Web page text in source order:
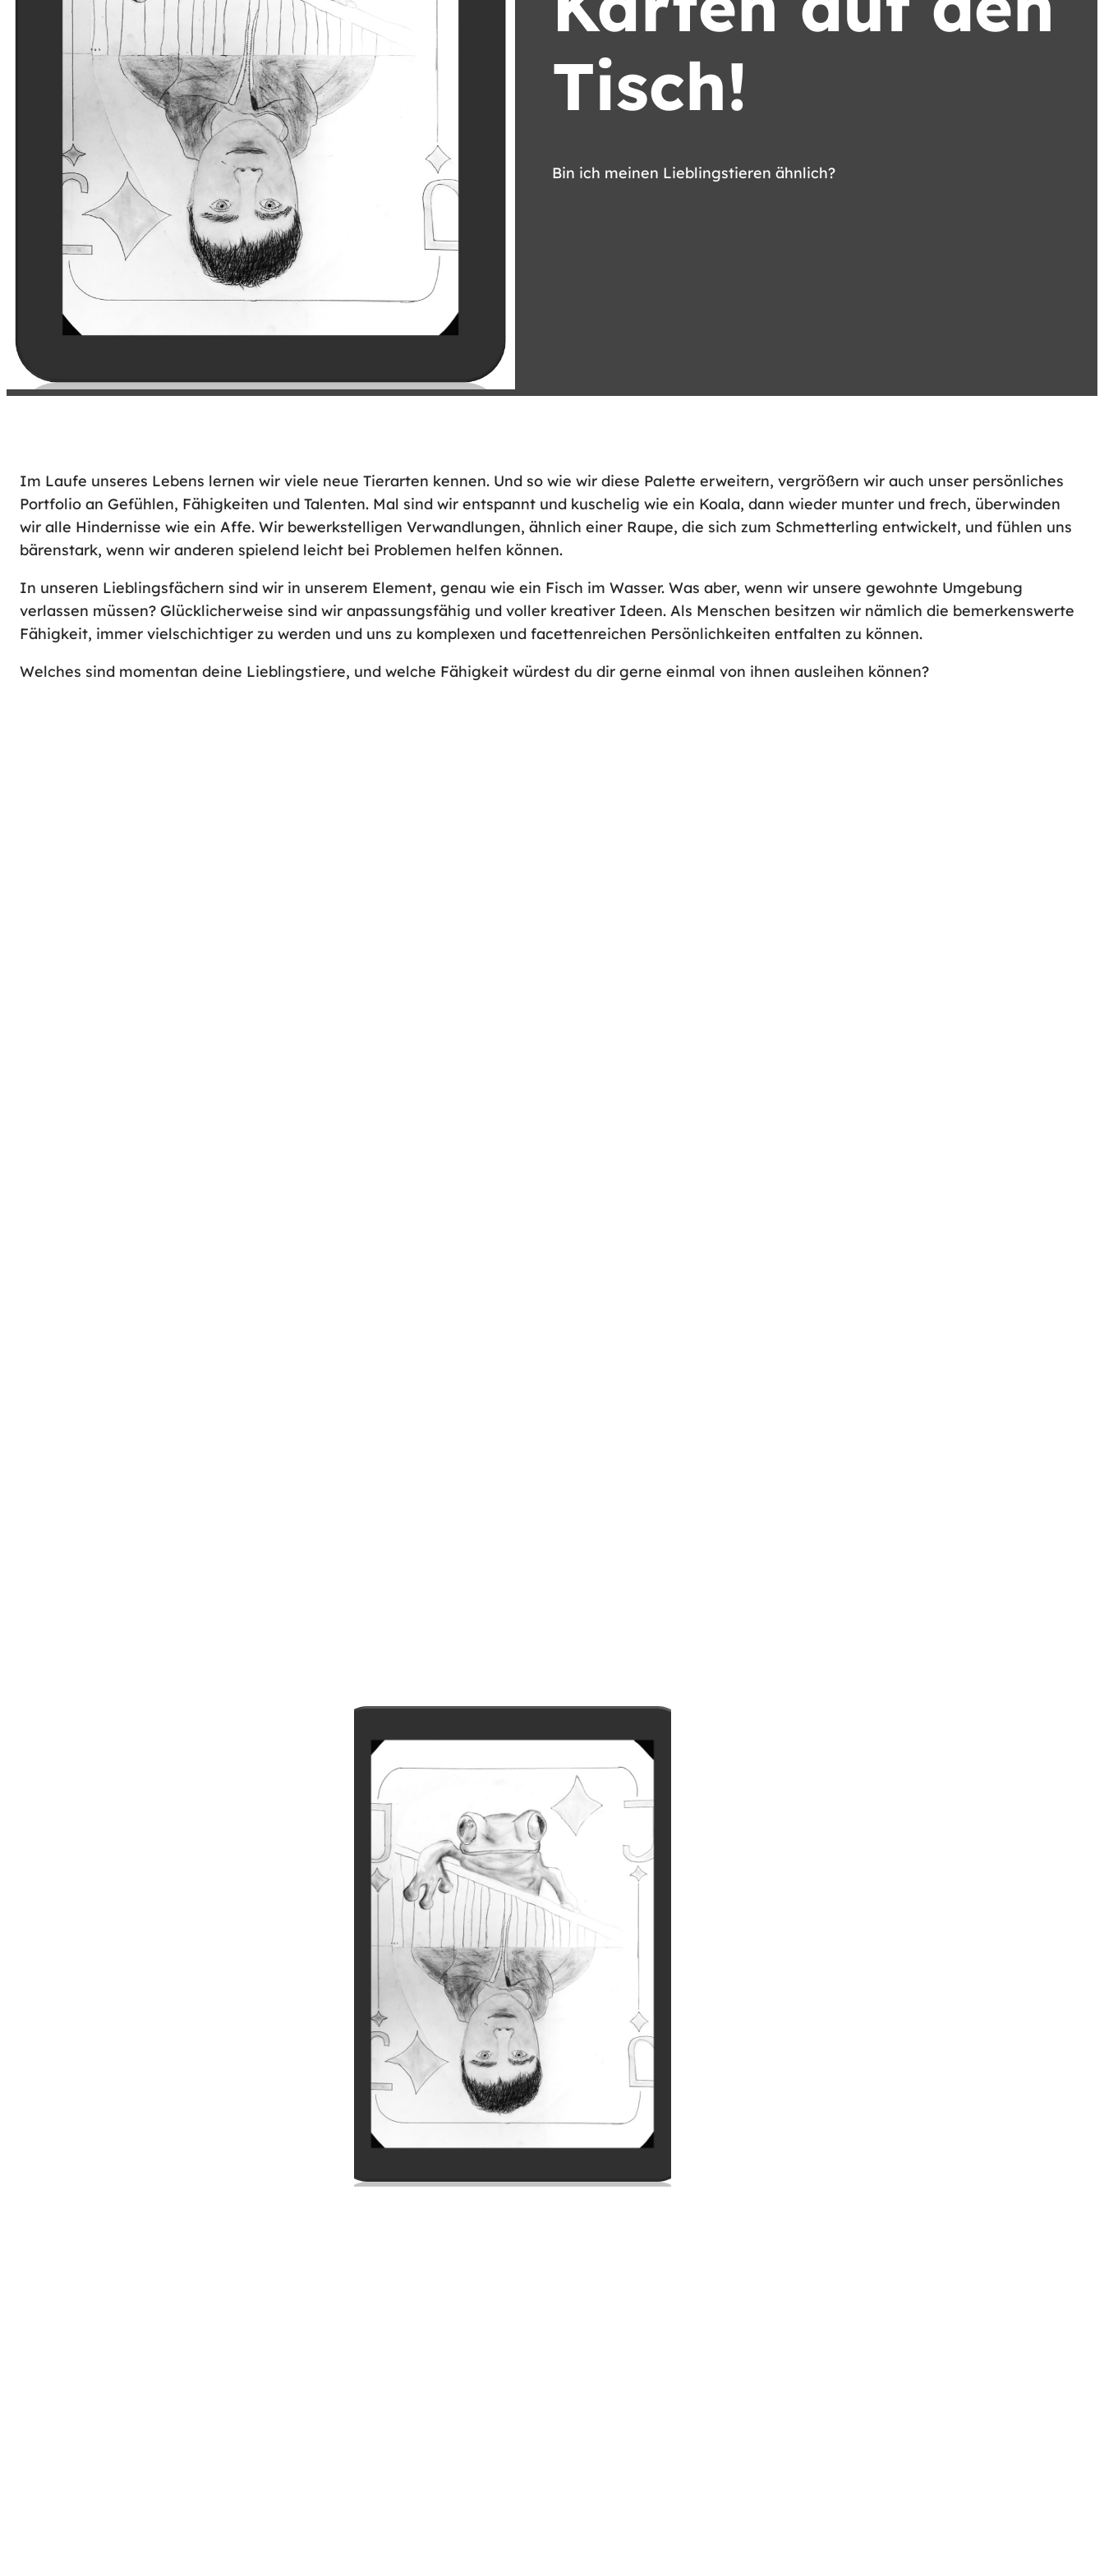
Tisch!
Bin ich meinen Lieblingstieren ähnlich?
Im Laufe unseres Lebens lernen wir viele neue Tierarten kennen. Und so wie wir diese Palette erweitern, vergrößern wir auch unser persönliches
Portfolio an Gefühlen, Fähigkeiten und Talenten. Mal sind wir entspannt und kuschelig wie ein Koala, dann wieder munter und frech, überwinden
wir alle Hindernisse wie ein Affe. Wir bewerkstelligen Verwandlungen, ähnlich einer Raupe, die sich zum Schmetterling entwickelt, und fühlen uns
bärenstark, wenn wir anderen spielend leicht bei Problemen helfen können.
In unseren Lieblingsfächern sind wir in unserem Element, genau wie ein Fisch im Wasser. Was aber, wenn wir unsere gewohnte Umgebung
verlassen müssen? Glücklicherweise sind wir anpassungsfähig und voller kreativer Ideen. Als Menschen besitzen wir nämlich die bemerkenswerte
Fähigkeit, immer vielschichtiger zu werden und uns zu komplexen und facettenreichen Persönlichkeiten entfalten zu können.
Welches sind momentan deine Lieblingstiere, und welche Fähigkeit würdest du dir gerne einmal von ihnen ausleihen können?